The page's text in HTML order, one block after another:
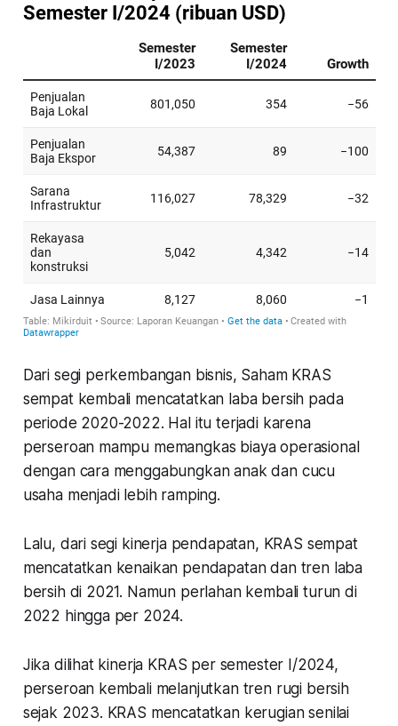
Dari segi perkembangan bisnis, Saham KRAS
sempat kembali mencatatkan laba bersih pada
periode 2020-2022. Hal itu terjadi karena
perseroan mampu memangkas biaya operasional
dengan cara menggabungkan anak dan cucu
usaha menjadi lebih ramping.
Lalu, dari segi kinerja pendapatan, KRAS sempat
mencatatkan kenaikan pendapatan dan tren laba
bersih di 2021. Namun perlahan kembali turun di
2022 hingga per 2024.
Jika dilihat kinerja KRAS per semester I/2024,
perseroan kembali melanjutkan tren rugi bersih
sejak 2023. KRAS mencatatkan kerugian senilai